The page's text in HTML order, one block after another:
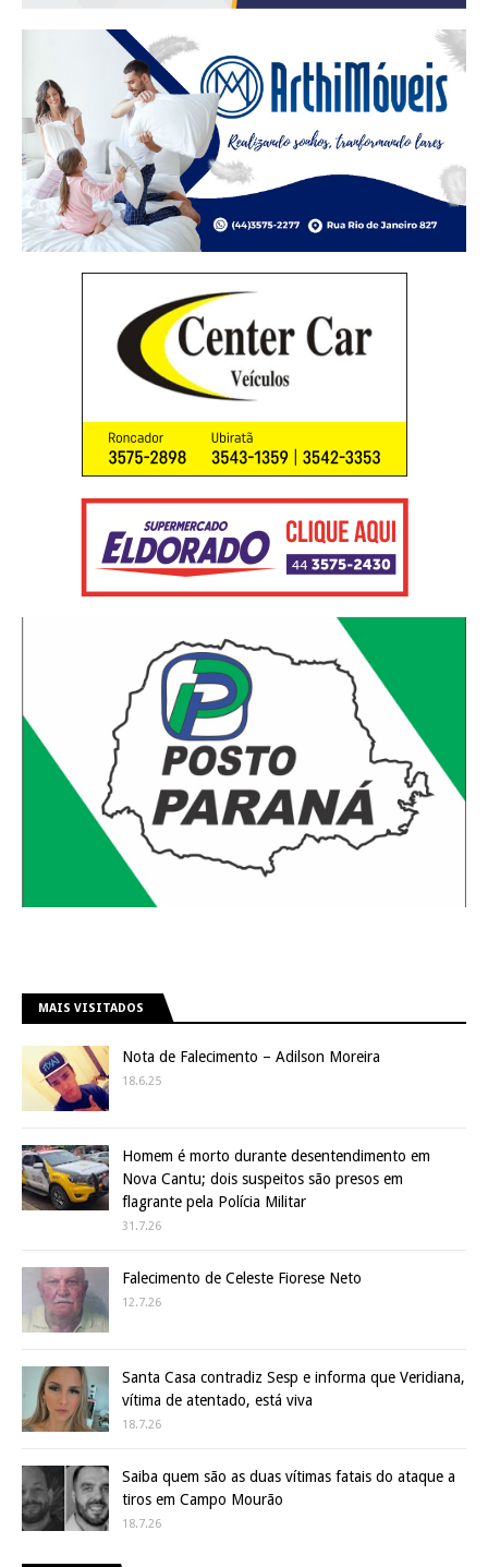
MAIS VISITADOS
Nota de Falecimento – Adilson Moreira
18.6.25
Homem é morto durante desentendimento em
Nova Cantu; dois suspeitos são presos em
flagrante pela Polícia Militar
31.7.26
Falecimento de Celeste Fiorese Neto
12.7.26
Santa Casa contradiz Sesp e informa que Veridiana,
vítima de atentado, está viva
18.7.26
Saiba quem são as duas vítimas fatais do ataque a
tiros em Campo Mourão
18.7.26